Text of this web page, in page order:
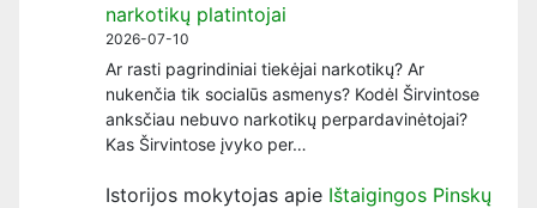
narkotikų platintojai
2026-07-10
Ar rasti pagrindiniai tiekėjai narkotikų? Ar
nukenčia tik socialūs asmenys? Kodėl Širvintose
anksčiau nebuvo narkotikų perpardavinėtojai?
Kas Širvintose įvyko per…
Istorijos mokytojas apie Ištaigingos Pinskų